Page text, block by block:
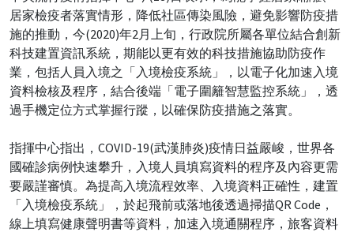
居家檢疫者落實情形，降低社區傳染風險，避免影響防疫措
施的推動，今(2020)年2月上旬，行政院所屬各單位結合創新
科技建置資訊系統，期能以更有效的科技措施協助防疫作
業，包括人員入境之「入境檢疫系統」，以電子化加速入境
資料檢核及程序，結合後端「電子圍籬智慧監控系統」，透
過手機定位方式掌握行蹤，以確保防疫措施之落實。
指揮中心指出，COVID-19(武漢肺炎)疫情日益嚴峻，世界各
國確診病例快速攀升，入境人員填寫資料的程序及內容更需
要嚴謹審慎。為提高入境流程效率、入境資料正確性，建置
「入境檢疫系統」，於起飛前或落地後透過掃描QR Code，
線上填寫健康聲明書等資料，加速入境通關程序，旅客資料